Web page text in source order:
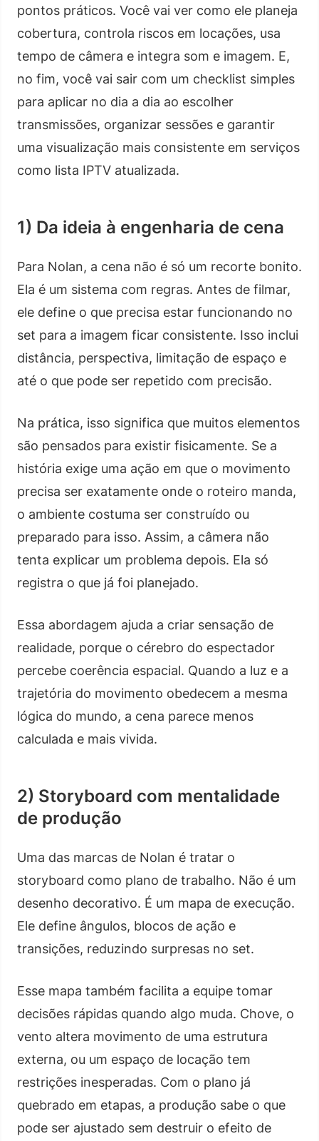
pontos práticos. Você vai ver como ele planeja
cobertura, controla riscos em locações, usa
tempo de câmera e integra som e imagem. E,
no fim, você vai sair com um checklist simples
para aplicar no dia a dia ao escolher
transmissões, organizar sessões e garantir
uma visualização mais consistente em serviços
como lista IPTV atualizada.
1) Da ideia à engenharia de cena
Para Nolan, a cena não é só um recorte bonito.
Ela é um sistema com regras. Antes de filmar,
ele define o que precisa estar funcionando no
set para a imagem ficar consistente. Isso inclui
distância, perspectiva, limitação de espaço e
até o que pode ser repetido com precisão.
Na prática, isso significa que muitos elementos
são pensados para existir fisicamente. Se a
história exige uma ação em que o movimento
precisa ser exatamente onde o roteiro manda,
o ambiente costuma ser construído ou
preparado para isso. Assim, a câmera não
tenta explicar um problema depois. Ela só
registra o que já foi planejado.
Essa abordagem ajuda a criar sensação de
realidade, porque o cérebro do espectador
percebe coerência espacial. Quando a luz e a
trajetória do movimento obedecem a mesma
lógica do mundo, a cena parece menos
calculada e mais vivida.
2) Storyboard com mentalidade
de produção
Uma das marcas de Nolan é tratar o
storyboard como plano de trabalho. Não é um
desenho decorativo. É um mapa de execução.
Ele define ângulos, blocos de ação e
transições, reduzindo surpresas no set.
Esse mapa também facilita a equipe tomar
decisões rápidas quando algo muda. Chove, o
vento altera movimento de uma estrutura
externa, ou um espaço de locação tem
restrições inesperadas. Com o plano já
quebrado em etapas, a produção sabe o que
pode ser ajustado sem destruir o efeito de